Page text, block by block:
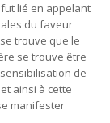
lié en appelant
du faveur
trouve que le
se trouve être
de
ainsi à cette
manifester